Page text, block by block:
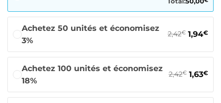
Achetez 50 unités et économisez
3%
2,42€ 1,94€
Achetez 100 unités et économisez
18%
2,42€ 1,63€